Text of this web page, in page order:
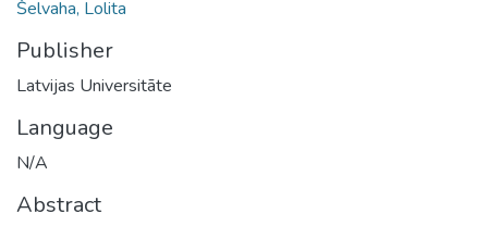
Šelvaha, Lolita
Publisher
Latvijas Universitāte
Language
N/A
Abstract